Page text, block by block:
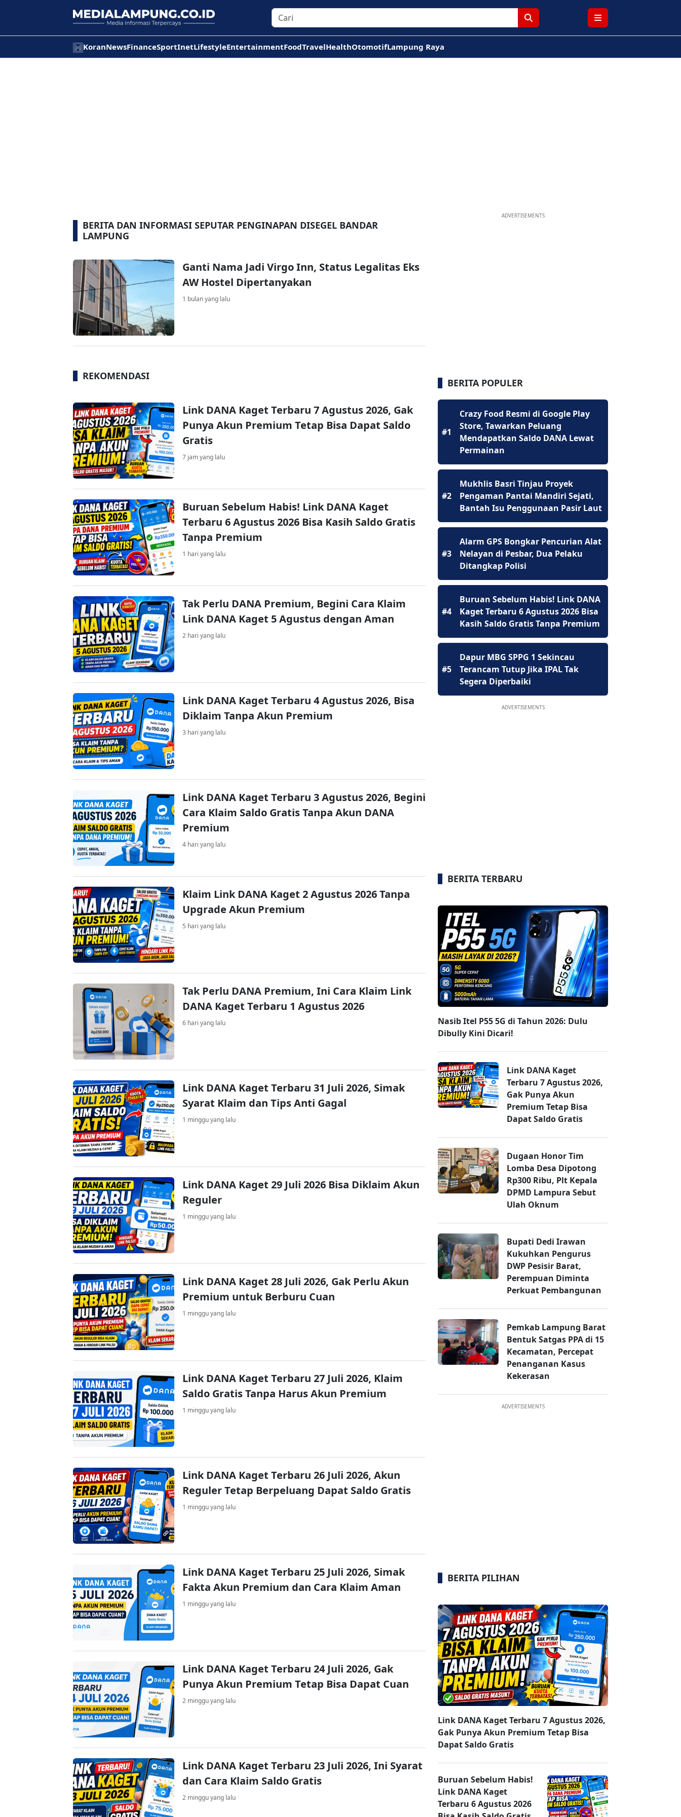
KoranNewsFinanceSportInetLifestyleEntertainmentFoodTravelHealthOtomotifLampung Raya
BERITA DAN INFORMASI SEPUTAR PENGINAPAN DISEGEL BANDAR
LAMPUNG
Ganti Nama Jadi Virgo Inn, Status Legalitas Eks
AW Hostel Dipertanyakan
1 bulan yang lalu
REKOMENDASI
Link DANA Kaget Terbaru 7 Agustus 2026, Gak
Punya Akun Premium Tetap Bisa Dapat Saldo
Gratis
7 jam yang lalu
Buruan Sebelum Habis! Link DANA Kaget
Terbaru 6 Agustus 2026 Bisa Kasih Saldo Gratis
Tanpa Premium
1 hari yang lalu
Tak Perlu DANA Premium, Begini Cara Klaim
Link DANA Kaget 5 Agustus dengan Aman
2 hari yang lalu
Link DANA Kaget Terbaru 4 Agustus 2026, Bisa
Diklaim Tanpa Akun Premium
3 hari yang lalu
Link DANA Kaget Terbaru 3 Agustus 2026, Begini
Cara Klaim Saldo Gratis Tanpa Akun DANA
Premium
4 hari yang lalu
Klaim Link DANA Kaget 2 Agustus 2026 Tanpa
Upgrade Akun Premium
5 hari yang lalu
Tak Perlu DANA Premium, Ini Cara Klaim Link
DANA Kaget Terbaru 1 Agustus 2026
6 hari yang lalu
Link DANA Kaget Terbaru 31 Juli 2026, Simak
Syarat Klaim dan Tips Anti Gagal
1 minggu yang lalu
Link DANA Kaget 29 Juli 2026 Bisa Diklaim Akun
Reguler
1 minggu yang lalu
Link DANA Kaget 28 Juli 2026, Gak Perlu Akun
Premium untuk Berburu Cuan
1 minggu yang lalu
Link DANA Kaget Terbaru 27 Juli 2026, Klaim
Saldo Gratis Tanpa Harus Akun Premium
1 minggu yang lalu
Link DANA Kaget Terbaru 26 Juli 2026, Akun
Reguler Tetap Berpeluang Dapat Saldo Gratis
1 minggu yang lalu
Link DANA Kaget Terbaru 25 Juli 2026, Simak
Fakta Akun Premium dan Cara Klaim Aman
1 minggu yang lalu
Link DANA Kaget Terbaru 24 Juli 2026, Gak
Punya Akun Premium Tetap Bisa Dapat Cuan
2 minggu yang lalu
Link DANA Kaget Terbaru 23 Juli 2026, Ini Syarat
dan Cara Klaim Saldo Gratis
2 minggu yang lalu
ADVERTISEMENTS
BERITA POPULER
#1
Crazy Food Resmi di Google Play
Store, Tawarkan Peluang
Mendapatkan Saldo DANA Lewat
Permainan
#2
Mukhlis Basri Tinjau Proyek
Pengaman Pantai Mandiri Sejati,
Bantah Isu Penggunaan Pasir Laut
#3
Alarm GPS Bongkar Pencurian Alat
Nelayan di Pesbar, Dua Pelaku
Ditangkap Polisi
#4
Buruan Sebelum Habis! Link DANA
Kaget Terbaru 6 Agustus 2026 Bisa
Kasih Saldo Gratis Tanpa Premium
#5
Dapur MBG SPPG 1 Sekincau
Terancam Tutup Jika IPAL Tak
Segera Diperbaiki
ADVERTISEMENTS
BERITA TERBARU
Nasib Itel P55 5G di Tahun 2026: Dulu
Dibully Kini Dicari!
Link DANA Kaget
Terbaru 7 Agustus 2026,
Gak Punya Akun
Premium Tetap Bisa
Dapat Saldo Gratis
Dugaan Honor Tim
Lomba Desa Dipotong
Rp300 Ribu, Plt Kepala
DPMD Lampura Sebut
Ulah Oknum
Bupati Dedi Irawan
Kukuhkan Pengurus
DWP Pesisir Barat,
Perempuan Diminta
Perkuat Pembangunan
Pemkab Lampung Barat
Bentuk Satgas PPA di 15
Kecamatan, Percepat
Penanganan Kasus
Kekerasan
ADVERTISEMENTS
BERITA PILIHAN
Link DANA Kaget Terbaru 7 Agustus 2026,
Gak Punya Akun Premium Tetap Bisa
Dapat Saldo Gratis
Buruan Sebelum Habis!
Link DANA Kaget
Terbaru 6 Agustus 2026